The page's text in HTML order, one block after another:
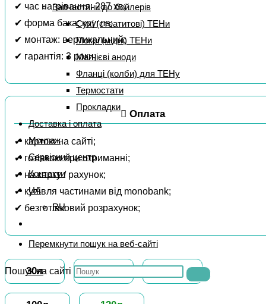
Запчастини до бойлерів
Сухі (стеатитові) ТЕНи
Мокрі (мідні) ТЕНи
Магнієві аноди
Фланці (колби) для ТЕНу
Термостати
Прокладки
Доставка і оплата
Монтаж
Сервісний центр
Контакти
UA
RU
Перемкнути пошук на веб-сайті
Пошук на сайті
✔ час нагрівання: 287 хв;
✔ форма бака: кругла;
✔ монтаж: вертикальний;
✔ гарантія: 3 роки;
Оплата
✔ картою на сайті;
✔ готівкою при отриманні;
✔ на карту / рахунок;
✔ купівля частинами від monobank;
✔ безготівковий розрахунок;
30л 50л